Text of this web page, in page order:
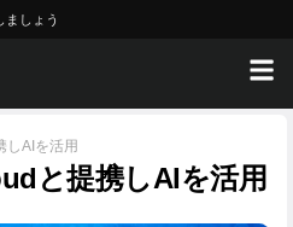
しょう
しAIを活用
と提携しAIを活用